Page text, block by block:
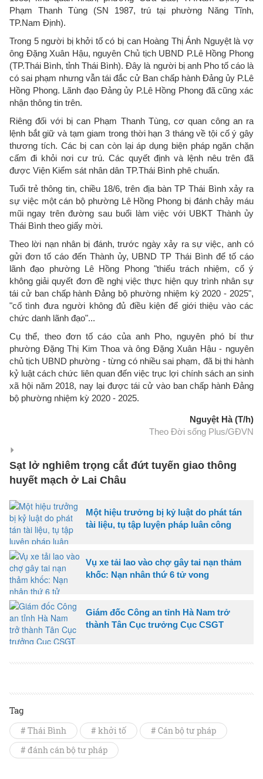
Phạm Thanh Tùng (SN 1987, trú tại phường Năng Tĩnh,
TP.Nam Định).
Trong 5 người bị khởi tố có bị can Hoàng Thị Ánh Nguyệt là vợ
ông Đặng Xuân Hậu, nguyên Chủ tịch UBND P.Lê Hồng Phong
(TP.Thái Bình, tỉnh Thái Bình). Đây là người bị anh Pho tố cáo là
có sai phạm nhưng vẫn tái đắc cử Ban chấp hành Đảng ủy P.Lê
Hồng Phong. Lãnh đạo Đảng ủy P.Lê Hồng Phong đã cũng xác
nhận thông tin trên.
Riêng đối với bị can Phạm Thanh Tùng, cơ quan công an ra
lệnh bắt giữ và tạm giam trong thời hạn 3 tháng về tội cố ý gây
thương tích. Các bị can còn lại áp dụng biện pháp ngăn chặn
cấm đi khỏi nơi cư trú. Các quyết định và lệnh nêu trên đã
được Viện Kiểm sát nhân dân TP.Thái Bình phê chuẩn.
Tuổi trẻ thông tin, chiều 18/6, trên địa bàn TP Thái Bình xảy ra
sự việc một cán bộ phường Lê Hồng Phong bị đánh chảy máu
mũi ngay trên đường sau buổi làm việc với UBKT Thành ủy
Thái Bình theo giấy mời.
Theo lời nạn nhân bị đánh, trước ngày xảy ra sự việc, anh có
gửi đơn tố cáo đến Thành ủy, UBND TP Thái Bình để tố cáo
lãnh đạo phường Lê Hồng Phong "thiếu trách nhiệm, cố ý
không giải quyết đơn đề nghị việc thực hiện quy trình nhân sự
tái cử ban chấp hành Đảng bộ phường nhiệm kỳ 2020 - 2025",
"cố tình đưa người không đủ điều kiện để giới thiệu vào các
chức danh lãnh đạo"...
Cụ thể, theo đơn tố cáo của anh Pho, nguyên phó bí thư
phường Đặng Thị Kim Thoa và ông Đặng Xuân Hậu - nguyên
chủ tịch UBND phường - từng có nhiều sai phạm, đã bị thi hành
kỷ luật cách chức liên quan đến việc trục lợi chính sách an sinh
xã hội năm 2018, nay lại được tái cử vào ban chấp hành Đảng
bộ phường nhiệm kỳ 2020 - 2025.
Nguyệt Hà (T/h)
Theo Đời sống Plus/GĐVN
Sạt lở nghiêm trọng cắt đứt tuyến giao thông
huyết mạch ở Lai Châu
Một hiệu trưởng bị kỷ luật do phát tán
tài liệu, tụ tập luyện pháp luân công
Vụ xe tải lao vào chợ gây tai nạn thảm
khốc: Nạn nhân thứ 6 tử vong
Giám đốc Công an tỉnh Hà Nam trở
thành Tân Cục trưởng Cục CSGT
Tag
# Thái Bình # khởi tố
# Cán bộ tư pháp
# đánh cán bộ tư pháp